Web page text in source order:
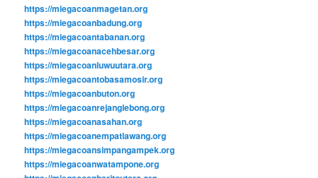
https://miegacoanmagetan.org
https://miegacoanbadung.org
https://miegacoantabanan.org
https://miegacoanacehbesar.org
https://miegacoanluwuutara.org
https://miegacoantobasamosir.org
https://miegacoanbuton.org
https://miegacoanrejanglebong.org
https://miegacoanasahan.org
https://miegacoanempatlawang.org
https://miegacoansimpangampek.org
https://miegacoanwatampone.org